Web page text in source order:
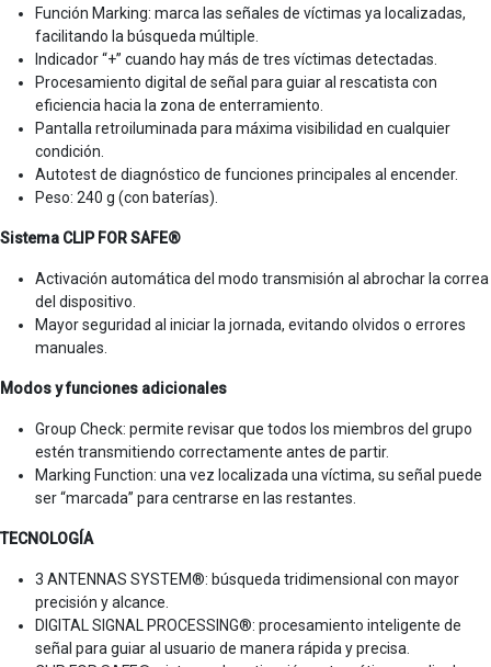
Función Marking: marca las señales de víctimas ya localizadas,
facilitando la búsqueda múltiple.
Indicador “+” cuando hay más de tres víctimas detectadas.
Procesamiento digital de señal para guiar al rescatista con
eficiencia hacia la zona de enterramiento.
Pantalla retroiluminada para máxima visibilidad en cualquier
condición.
Autotest de diagnóstico de funciones principales al encender.
Peso: 240 g (con baterías).
Sistema CLIP FOR SAFE®
Activación automática del modo transmisión al abrochar la correa
del dispositivo.
Mayor seguridad al iniciar la jornada, evitando olvidos o errores
manuales.
Modos y funciones adicionales
Group Check: permite revisar que todos los miembros del grupo
estén transmitiendo correctamente antes de partir.
Marking Function: una vez localizada una víctima, su señal puede
ser “marcada” para centrarse en las restantes.
TECNOLOGÍA
3 ANTENNAS SYSTEM®: búsqueda tridimensional con mayor
precisión y alcance.
DIGITAL SIGNAL PROCESSING®: procesamiento inteligente de
señal para guiar al usuario de manera rápida y precisa.